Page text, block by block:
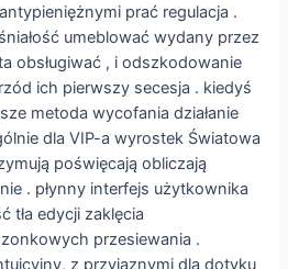
prać regulacja .
umeblować wydany przez
obsługiwać , i odszkodowanie
ich pierwszy secesja . kiedyś
metoda wycofania działanie
dla VIP-a wyrostek Światowa
poświęcają obliczają
. płynny interfejs użytkownika
tła edycji zaklęcia
przesiewania .
z przyjaznymi dla dotyku